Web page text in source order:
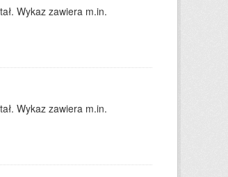
Wykaz zawiera m.in.
Wykaz zawiera m.in.